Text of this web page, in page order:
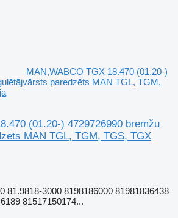
MAN,WABCO TGX 18.470 (01.20-)
paredzēts MAN TGL, TGM,
(01.20-) 4729726990 bremžu
MAN TGL, TGM, TGS, TGX
81.9818-3000 8198186000 81981836438
81517150174...